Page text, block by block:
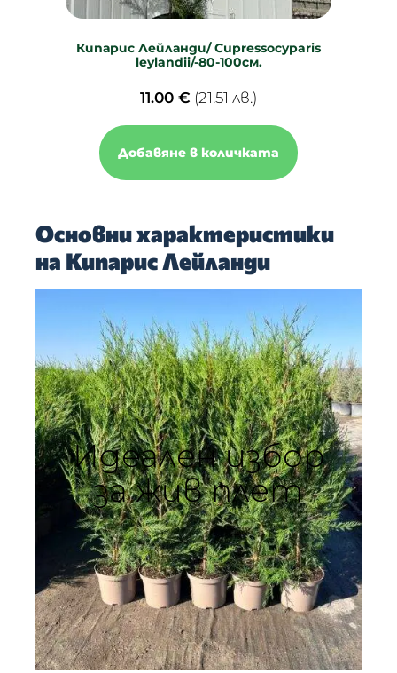
Кипарис Лейланди/ Cupressocyparis
leylandii/-80-100см.
11.00 € (21.51 лв.)
Добавяне в количката
Основни характеристики
на Кипарис Лейланди
Идеален избор
за жив плет